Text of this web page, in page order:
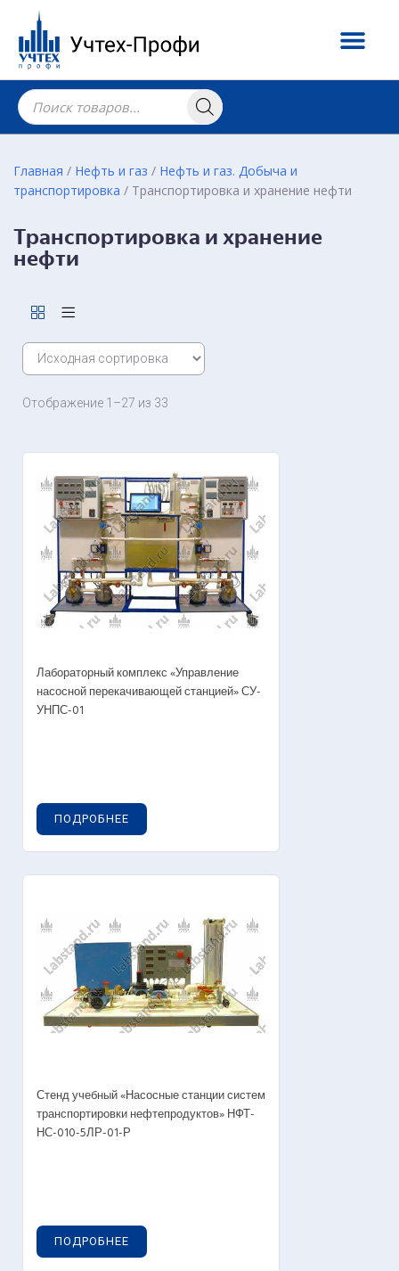
Главная / Нефть и газ / Нефть и газ. Добыча и
транспортировка / Транспортировка и хранение нефти
Транспортировка и хранение
нефти
Отображение 1–27 из 33
Лабораторный комплекс «Управление
насосной перекачивающей станцией» СУ-
УНПС-01
ПОДРОБНЕЕ
Стенд учебный «Насосные станции систем
транспортировки нефтепродуктов» НФТ-
НС-010-5ЛР-01-Р
ПОДРОБНЕЕ